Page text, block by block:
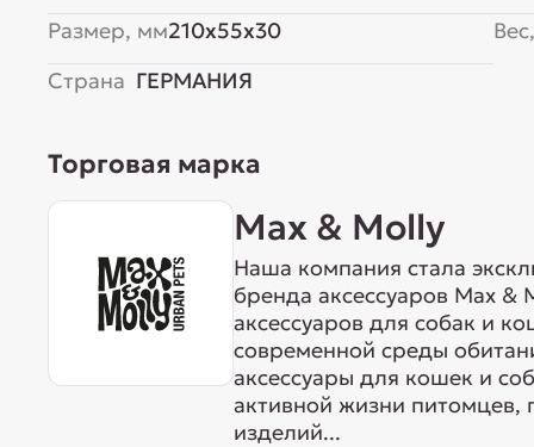
Размер, мм210x55x30
Страна ГЕРМАНИЯ
Торговая марка
Max & Molly
Наша компания стала
бренда аксессуаров Max
аксессуаров для собак и
современной среды
аксессуары для кошек и
активной жизни питомцев,
изделий...